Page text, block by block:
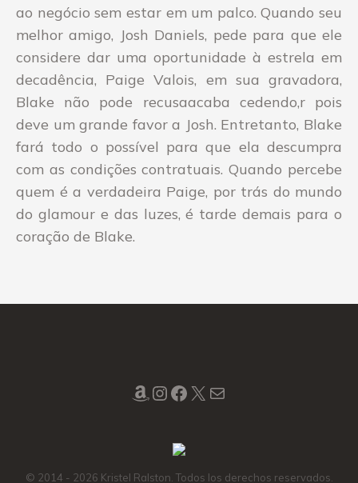
ao negócio sem estar em um palco. Quando seu
melhor amigo, Josh Daniels, pede para que ele
considere dar uma oportunidade à estrela em
decadência, Paige Valois, em sua gravadora,
Blake não pode recusaacaba cedendo,r pois
deve um grande favor a Josh. Entretanto, Blake
fará todo o possível para que ela descumpra
com as condições contratuais. Quando percebe
quem é a verdadeira Paige, por trás do mundo
do glamour e das luzes, é tarde demais para o
coração de Blake.
Amazon
Instagram
Facebook
X Mail
© 2014 - 2026 Kristel Ralston. Todos los derechos reservados.